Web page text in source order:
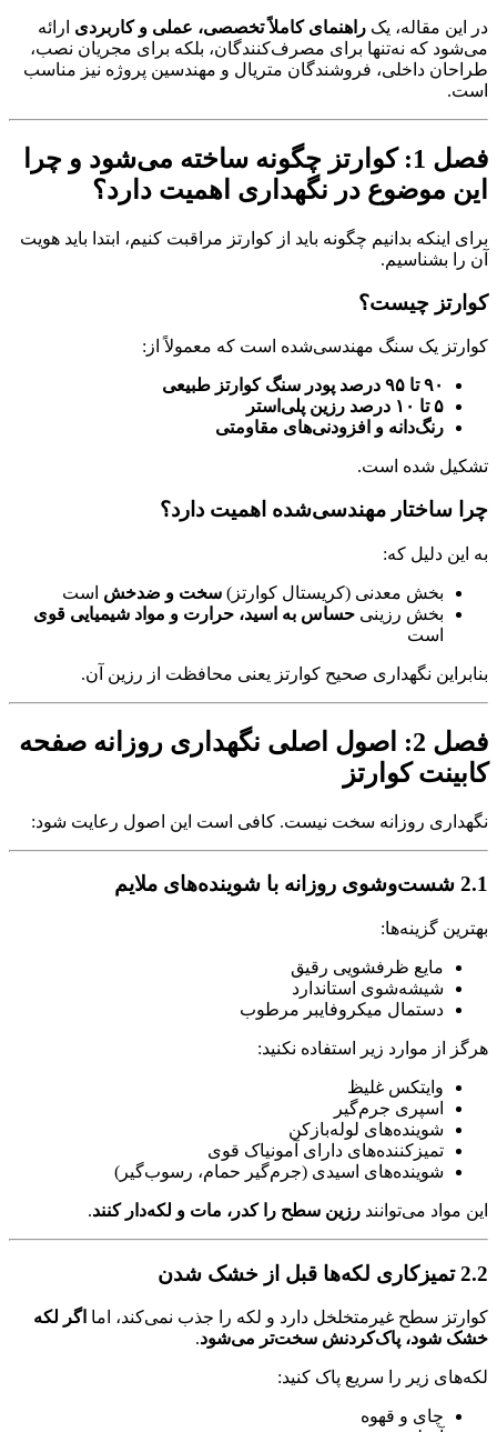
در این مقاله، یک راهنمای کاملاً تخصصی، عملی و کاربردی ارائه
می‌شود که نه‌تنها برای مصرف‌کنندگان، بلکه برای مجریان نصب،
طراحان داخلی، فروشندگان متریال و مهندسین پروژه نیز مناسب
است.
فصل 1: کوارتز چگونه ساخته می‌شود و چرا
این موضوع در نگهداری اهمیت دارد؟
برای اینکه بدانیم چگونه باید از کوارتز مراقبت کنیم، ابتدا باید هویت
آن را بشناسیم.
کوارتز چیست؟
کوارتز یک سنگ مهندسی‌شده است که معمولاً از:
۹۰ تا ۹۵ درصد پودر سنگ کوارتز طبیعی
۵ تا ۱۰ درصد رزین پلی‌استر
رنگ‌دانه و افزودنی‌های مقاومتی
تشکیل شده است.
چرا ساختار مهندسی‌شده اهمیت دارد؟
به این دلیل که:
بخش معدنی (کریستال کوارتز) سخت و ضدخش است
بخش رزینی حساس به اسید، حرارت و مواد شیمیایی قوی
است
بنابراین نگهداری صحیح کوارتز یعنی محافظت از رزین آن.
فصل 2: اصول اصلی نگهداری روزانه صفحه
کابینت کوارتز
نگهداری روزانه سخت نیست. کافی است این اصول رعایت شود:
2.1 شست‌وشوی روزانه با شوینده‌های ملایم
بهترین گزینه‌ها:
مایع ظرفشویی رقیق
شیشه‌شوی استاندارد
دستمال میکروفایبر مرطوب
هرگز از موارد زیر استفاده نکنید:
وایتکس غلیظ
اسپری جرم‌گیر
شوینده‌های لوله‌بازکن
تمیزکننده‌های دارای آمونیاک قوی
شوینده‌های اسیدی (جرم‌گیر حمام، رسوب‌گیر)
این مواد می‌توانند رزین سطح را کدر، مات و لکه‌دار کنند.
2.2 تمیزکاری لکه‌ها قبل از خشک شدن
کوارتز سطح غیرمتخلخل دارد و لکه را جذب نمی‌کند، اما اگر لکه
خشک شود، پاک‌کردنش سخت‌تر می‌شود.
لکه‌های زیر را سریع پاک کنید:
چای و قهوه